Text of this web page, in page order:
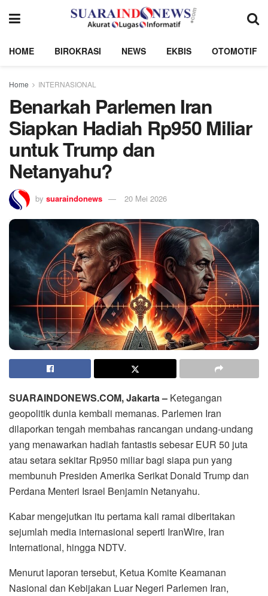
HOME BIROKRASI NEWS EKBIS OTOMOTIF
Home INTERNASIONAL
Benarkah Parlemen Iran
Siapkan Hadiah Rp950 Miliar
untuk Trump dan
Netanyahu?
by suaraindonews 20 Mei 2026
SUARAINDONEWS.COM, Jakarta – Ketegangan
geopolitik dunia kembali memanas. Parlemen Iran
dilaporkan tengah membahas rancangan undang-undang
yang menawarkan hadiah fantastis sebesar EUR 50 juta
atau setara sekitar Rp950 miliar bagi siapa pun yang
membunuh Presiden Amerika Serikat Donald Trump dan
Perdana Menteri Israel Benjamin Netanyahu.
Kabar mengejutkan itu pertama kali ramai diberitakan
sejumlah media internasional seperti IranWire, Iran
International, hingga NDTV.
Menurut laporan tersebut, Ketua Komite Keamanan
Nasional dan Kebijakan Luar Negeri Parlemen Iran,